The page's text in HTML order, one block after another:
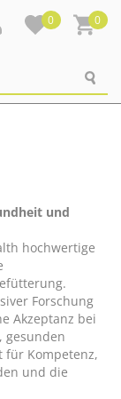
0 0
und
hochwertige
Forschung
Akzeptanz bei
gesunden
für Kompetenz,
und die